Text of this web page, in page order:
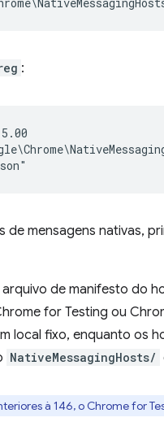
:
mensagens nativas,
de manifesto do
for Testing ou
local fixo, enquanto os
NativeMessagingHosts/
à 146, o Chrome for